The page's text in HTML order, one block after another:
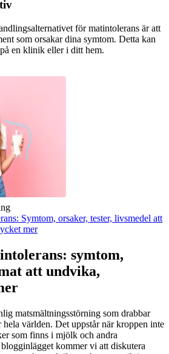
för matintolerans är att
som orsakar dina symtom. Detta kan
en klinik eller i ditt hem.
Symtom, orsaker, tester, livsmedel att
mer
symtom,
att undvika,
matsmältningsstörning som drabbar
världen. Det uppstår när kroppen inte
som finns i mjölk och andra
kommer vi att diskutera